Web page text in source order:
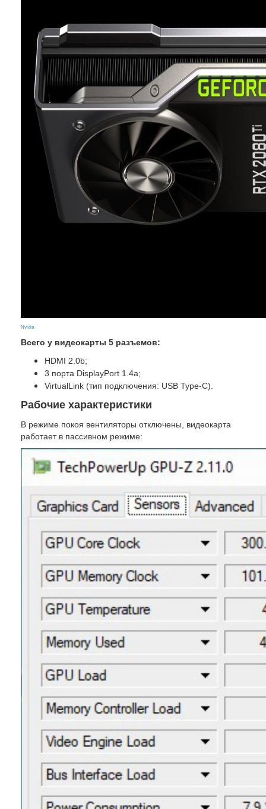
Nvidia
Всего у видеокарты 5 разъемов:
HDMI 2.0b;
3 порта DisplayPort 1.4а;
VirtualLink (тип подключения: USB Type-C).
Рабочие характеристики
В режиме покоя вентиляторы отключены, видеокарта
работает в пассивном режиме: